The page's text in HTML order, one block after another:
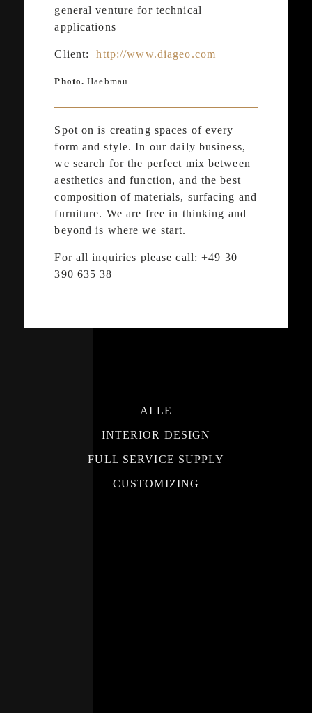
general venture for technical
applications
Client:http://www.diageo.com
Photo. Haebmau
Spot on is creating spaces of every
form and style. In our daily business,
we search for the perfect mix between
aesthetics and function, and the best
composition of materials, surfacing and
furniture. We are free in thinking and
beyond is where we start.
For all inquiries please call: +49 30
390 635 38
ALLE
INTERIOR DESIGN
FULL SERVICE SUPPLY
CUSTOMIZING